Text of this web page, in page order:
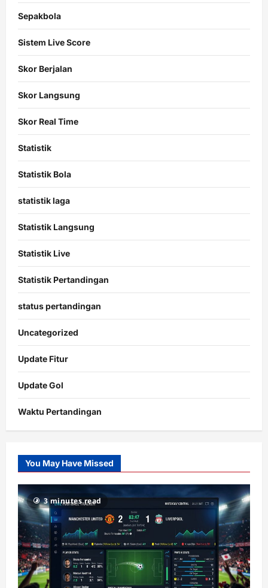
Sepakbola
Sistem Live Score
Skor Berjalan
Skor Langsung
Skor Real Time
Statistik
Statistik Bola
statistik laga
Statistik Langsung
Statistik Live
Statistik Pertandingan
status pertandingan
Uncategorized
Update Fitur
Update Gol
Waktu Pertandingan
Slot
Gacor
RTP
terupdate
You May Have Missed
3 minutes read